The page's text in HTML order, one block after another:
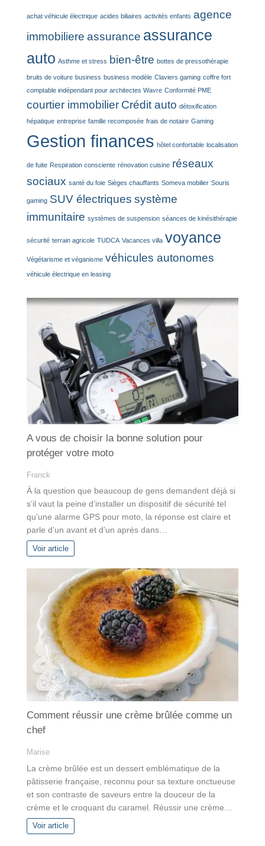
achat véhicule électrique acides biliaires activités enfants agence
immobiliere assurance assurance
auto Asthme et stress bien-être bottes de pressothérapie
bruits de voiture business business modèle Claviers gaming coffre fort
comptable indépendant pour architectes Wavre Conformité PME
courtier immobilier Crédit auto détoxification
hépatique entreprise famille recomposée frais de notaire Gaming
Gestion finances hôtel confortable localisation
de fuite Respiration consciente rénovation cuisine réseaux
sociaux santé du foie Sièges chauffants Someva mobilier Souris
gaming SUV électriques système
immunitaire systèmes de suspension séances de kinésithérapie
sécurité terrain agricole TUDCA Vacances villa voyance
Végétarisme et véganisme véhicules autonomes
véhicule électrique en leasing
A vous de choisir la bonne solution pour
protéger votre moto
Franck
À la question que beaucoup de gens demandent déjà si
s’il vaut la peine d’installer un dispositif de sécurité tel
qu’une alarme GPS pour moto, la réponse est claire et
parle d’un avant et d’un après dans…
Voir article
Comment réussir une crème brûlée comme un
chef
Marise
La crème brûlée est un dessert emblématique de la
pâtisserie française, reconnu pour sa texture onctueuse
et son contraste de saveurs entre la douceur de la
crème et le croquant du caramel. Réussir une crème…
Voir article